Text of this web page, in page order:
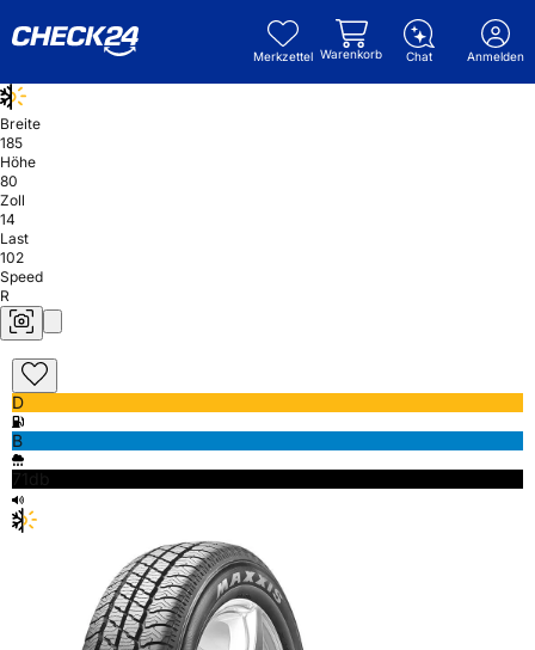
Merkzettel Warenkorb Chat Anmelden
Breite
185
Höhe
80
Zoll
14
Last
102
Speed
R
D
B
71db